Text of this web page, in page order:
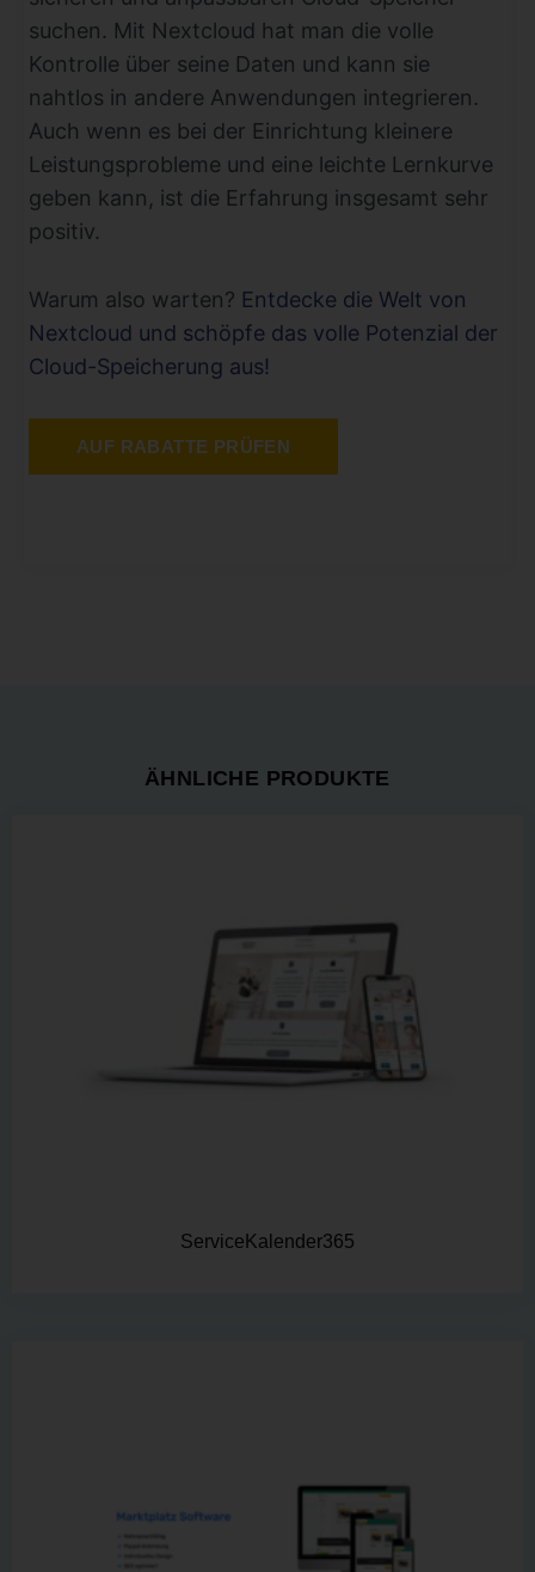
suchen. Mit Nextcloud hat man die volle
Kontrolle über seine Daten und kann sie
nahtlos in andere Anwendungen integrieren.
Auch wenn es bei der Einrichtung kleinere
Leistungsprobleme und eine leichte Lernkurve
geben kann, ist die Erfahrung insgesamt sehr
positiv.
Warum also warten? Entdecke die Welt von
Nextcloud und schöpfe das volle Potenzial der
Cloud-Speicherung aus!
AUF RABATTE PRÜFEN
ÄHNLICHE PRODUKTE
ServiceKalender365